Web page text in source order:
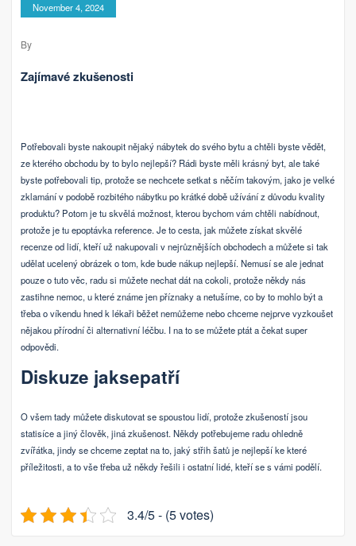
November 4, 2024
By
Zajímavé zkušenosti
Potřebovali byste nakoupit nějaký nábytek do svého bytu a chtěli byste vědět,
ze kterého obchodu by to bylo nejlepší? Rádi byste měli krásný byt, ale také
byste potřebovali tip, protože se nechcete setkat s něčím takovým, jako je velké
zklamání v podobě rozbitého nábytku po krátké době užívání z důvodu kvality
produktu? Potom je tu skvělá možnost, kterou bychom vám chtěli nabídnout,
protože je tuepoptávka reference. Je to cesta, jak můžete získat skvělé
recenze od lidí, kteří už nakupovali v nejrůznějších obchodech a můžete si tak
udělat ucelený obrázek o tom, kde bude nákup nejlepší. Nemusí se ale jednat
pouze o tuto věc, radu si můžete nechat dát na cokoli, protože někdy nás
zastihne nemoc, u které známe jen příznaky a netušíme, co by to mohlo být a
třeba o víkendu hned k lékaři běžet nemůžeme nebo chceme nejprve vyzkoušet
nějakou přírodní či alternativní léčbu. I na to se můžete ptát a čekat super
odpovědi.
Diskuze jaksepatří
O všem tady můžete diskutovat se spoustou lidí, protože zkušeností jsou
statisíce a jiný člověk, jiná zkušenost. Někdy potřebujeme radu ohledně
zvířátka, jindy se chceme zeptat na to, jaký střih šatů je nejlepší ke které
příležitosti, a to vše třeba už někdy řešili i ostatní lidé, kteří se s vámi podělí.
3.4/5 - (5 votes)